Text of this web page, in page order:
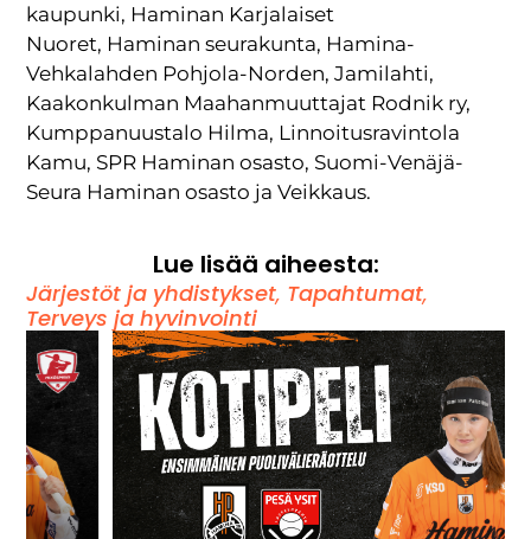
kaupunki, Haminan Karjalaiset
Nuoret, Haminan seurakunta, Hamina-
Vehkalahden Pohjola-Norden, Jamilahti,
Kaakonkulman Maahanmuuttajat Rodnik ry,
Kumppanuustalo Hilma, Linnoitusravintola
Kamu, SPR Haminan osasto, Suomi-Venäjä-
Seura Haminan osasto ja Veikkaus.
Lue lisää aiheesta:
Järjestöt ja yhdistykset, Tapahtumat,
Terveys ja hyvinvointi